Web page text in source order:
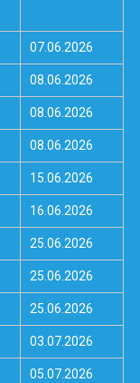
07.06.2026
08.06.2026
08.06.2026
08.06.2026
15.06.2026
16.06.2026
25.06.2026
25.06.2026
25.06.2026
03.07.2026
05.07.2026